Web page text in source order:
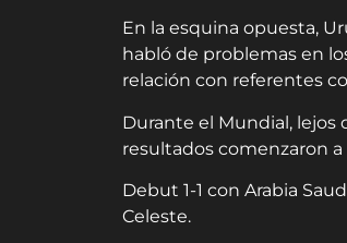
En la esquina opuesta,
habló de problemas en
relación con referentes
Durante el Mundial, lejos
resultados comenzaron a
Debut 1-1 con Arabia
Celeste.